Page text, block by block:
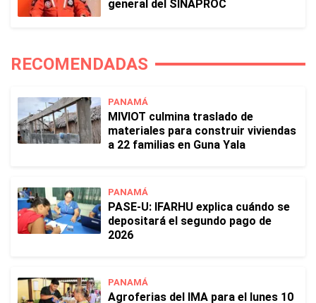
general del SINAPROC
RECOMENDADAS
PANAMÁ
MIVIOT culmina traslado de
materiales para construir viviendas
a 22 familias en Guna Yala
PANAMÁ
PASE-U: IFARHU explica cuándo se
depositará el segundo pago de
2026
PANAMÁ
Agroferias del IMA para el lunes 10